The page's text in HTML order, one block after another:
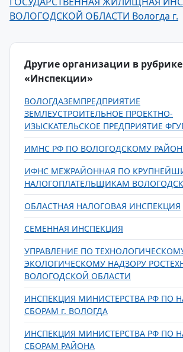
ВОЛОГОДСКОЙ ОБЛАСТИ Вологда г.
Другие организации в рубрике
«Инспекции»
ВОЛОГДАЗЕМПРЕДПРИЯТИЕ
ЗЕМЛЕУСТРОИТЕЛЬНОЕ ПРОЕКТНО-
ИЗЫСКАТЕЛЬСКОЕ ПРЕДПРИЯТИЕ
ИМНС РФ ПО ВОЛОГОДСКОМУ
ИФНС МЕЖРАЙОННАЯ ПО
НАЛОГОПЛАТЕЛЬЩИКАМ
ОБЛАСТНАЯ НАЛОГОВАЯ ИНСПЕКЦИЯ
СЕМЕННАЯ ИНСПЕКЦИЯ
УПРАВЛЕНИЕ ПО
ЭКОЛОГИЧЕСКОМУ НАДЗОРУ
ВОЛОГОДСКОЙ ОБЛАСТИ
ИНСПЕКЦИЯ МИНИСТЕРСТВА РФ ПО
СБОРАМ г. ВОЛОГДА
ИНСПЕКЦИЯ МИНИСТЕРСТВА РФ ПО
СБОРАМ РАЙОНА